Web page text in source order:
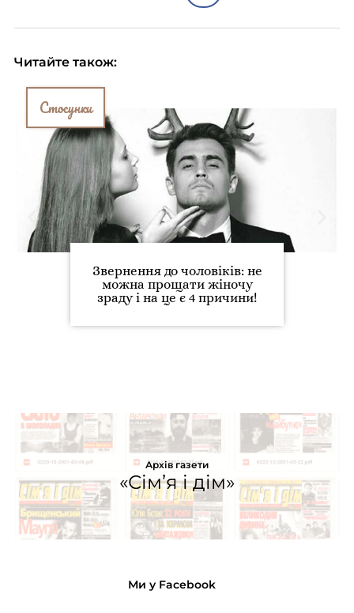
Читайте також:
Стосунки
Звернення до чоловіків: не
можна прощати жіночу
зраду і на це є 4 причини!
Архів газети
«Сім’я і дім»
Ми у Facebook